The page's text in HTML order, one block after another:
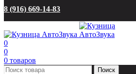
8 (916) 669-14-83
0
0
0 товаров
Поиск